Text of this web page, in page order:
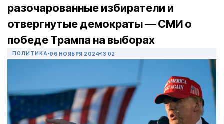
разочарованные избиратели и
отвергнутые демократы — СМИ о
победе Трампа на выборах
ПОЛИТИКА 06 НОЯБРЯ 2024 13:02